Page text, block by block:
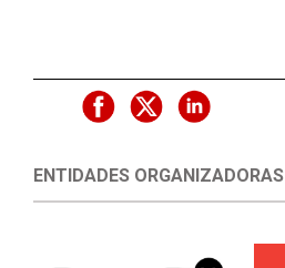
ENTIDADES ORGANIZADORAS